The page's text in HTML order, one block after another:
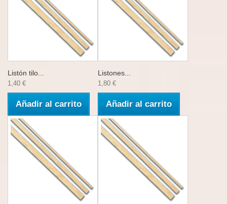
Listón tilo...
1,40 €
Añadir al carrito
Listones...
1,80 €
Añadir al carrito